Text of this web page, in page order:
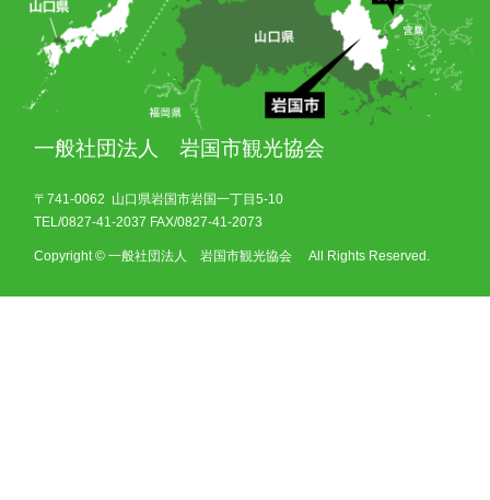
一般社団法人 岩国市観光協会
〒741-0062 山口県岩国市岩国一丁目5-10
TEL/0827-41-2037 FAX/0827-41-2073
Copyright © 一般社団法人 岩国市観光協会 All Rights Reserved.